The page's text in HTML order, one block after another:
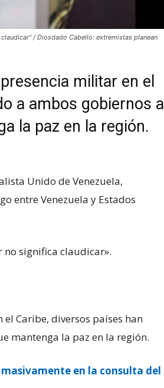
/ Diosdado Cabello: extremistas planean
militar en el
a ambos gobiernos a
la paz en la región.
Unido de Venezuela,
entre Venezuela y Estados
significa claudicar».
Caribe, diversos países han
mantenga la paz en la región.
en la consulta del